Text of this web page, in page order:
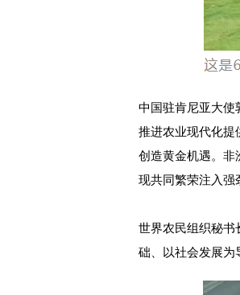
中国驻肯尼亚大使
推进农业现代化提
创造黄金机遇。非
现共同繁荣注入强
世界农民组织秘书
础、以社会发展为